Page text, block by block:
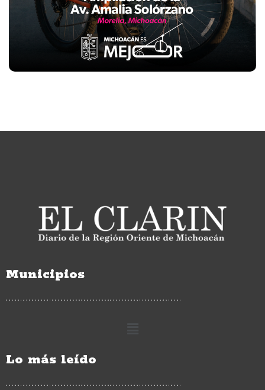
Municipios
Lo más leído